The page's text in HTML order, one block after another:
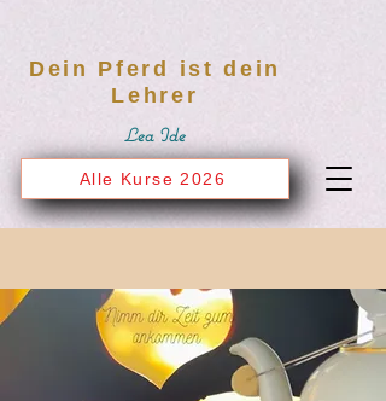
Lea Ide
Dein Pferd ist dein
Lehrer
Alle Kurse 2026